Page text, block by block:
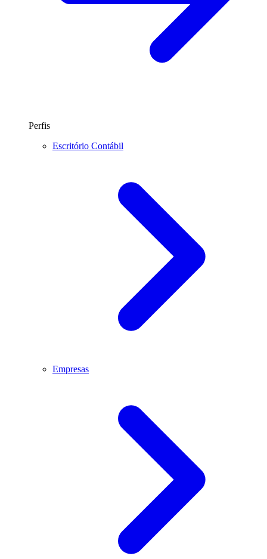
Perfis
Escritório Contábil
Empresas